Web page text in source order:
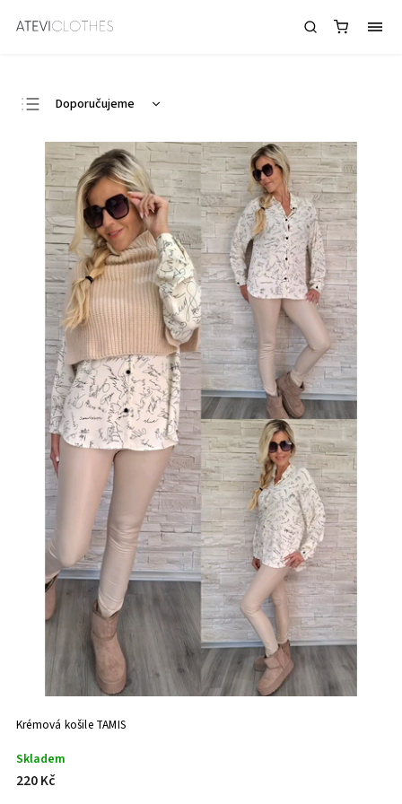
Dámské košile v šedé barvě
Doporučujeme
Nejdražší
Abecedně
Krémová košile TAMIS
Skladem
220 Kč